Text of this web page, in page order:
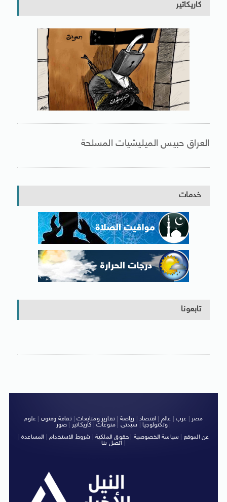
كاريكاتير
العراق حبيس الميليشيات المسلحة
خدمات
تابعونا
مصر عرب عالم اقتصاد رياضة |تقارير ومتابعات|ثقافة وفنون
علوم
وتكنولوجيا| سيدتى منوعات كاريكاتير صور
|
عن الموقع
سياسة الخصوصية حقوق الملكية شروط الاستخدام| المساعدة|
اتصل بنا